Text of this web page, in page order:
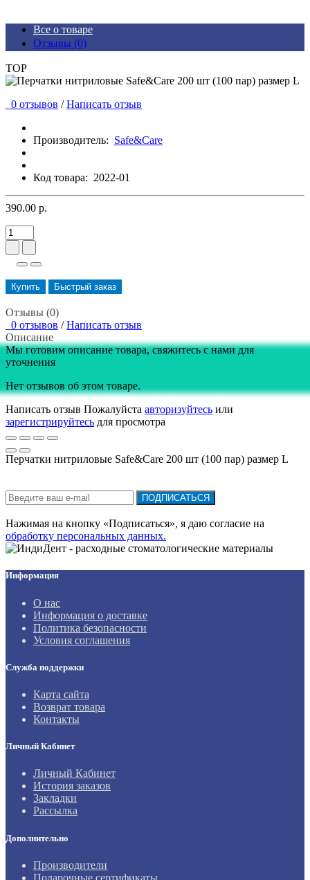
Все о товаре
Отзывы (0)
TOP
0 отзывов / Написать отзыв
Производитель: Safe&Care
Код товара: 2022-01
390.00 р.
Купить Быстрый заказ
Отзывы (0)
0 отзывов / Написать отзыв
Описание
Мы готовим описание товара, свяжитесь с нами для
уточнения
Нет отзывов об этом товаре.
Написать отзыв Пожалуйста авторизуйтесь или
зарегистрируйтесь для просмотра
Перчатки нитриловые Safe&Care 200 шт (100 пар) размер L
ПОДПИСАТЬСЯ
Нажимая на кнопку «Подписаться», я даю cогласие на
обработку персональных данных.
Информация
О нас
Информация о доставке
Политика безопасности
Условия соглашения
Служба поддержки
Карта сайта
Возврат товара
Контакты
Личный Кабинет
Личный Кабинет
История заказов
Закладки
Рассылка
Дополнительно
Производители
Подарочные сертификаты